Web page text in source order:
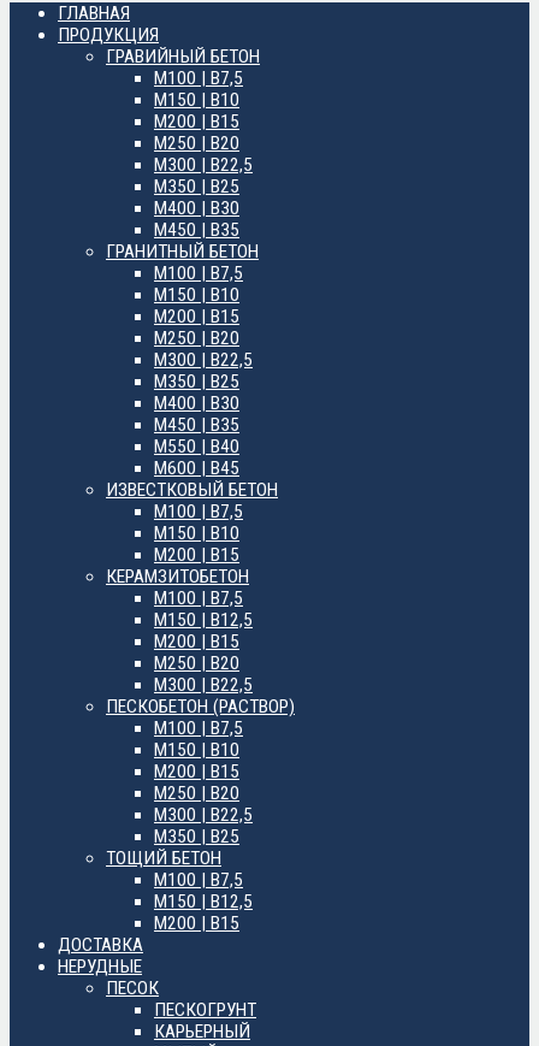
ГЛАВНАЯ
ПРОДУКЦИЯ
ГРАВИЙНЫЙ БЕТОН
М100 | B7,5
М150 | B10
М200 | B15
М250 | B20
М300 | B22,5
М350 | B25
М400 | B30
М450 | B35
ГРАНИТНЫЙ БЕТОН
М100 | B7,5
М150 | B10
М200 | B15
М250 | B20
М300 | B22,5
М350 | B25
М400 | B30
М450 | B35
М550 | B40
М600 | B45
ИЗВЕСТКОВЫЙ БЕТОН
М100 | B7,5
М150 | B10
М200 | B15
КЕРАМЗИТОБЕТОН
М100 | B7,5
М150 | B12,5
М200 | B15
М250 | B20
М300 | B22,5
ПЕСКОБЕТОН (РАСТВОР)
М100 | B7,5
М150 | B10
М200 | B15
М250 | B20
М300 | B22,5
М350 | B25
ТОЩИЙ БЕТОН
М100 | B7,5
М150 | B12,5
М200 | B15
ДОСТАВКА
НЕРУДНЫЕ
ПЕСОК
ПЕСКОГРУНТ
КАРЬЕРНЫЙ